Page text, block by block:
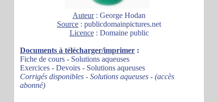
Auteur: George Hodan
Source : publicdomainpictures.net
Licence: Domaine public
Documents à télécharger/imprimer :
Fiche de cours - Solutions aqueuses
Exercices - Devoirs - Solutions aqueuses
Corrigés disponibles - Solutions aqueuses - (accès
abonné)